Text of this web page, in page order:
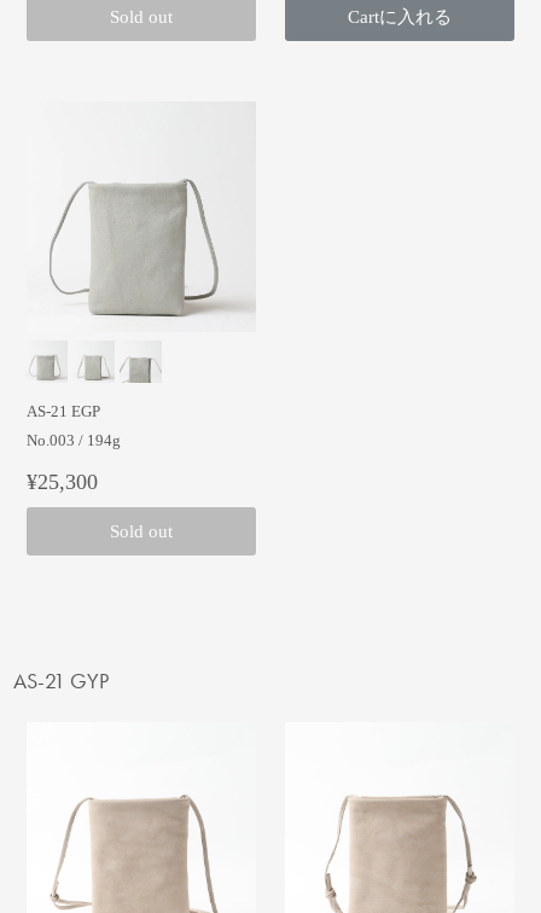
Sold out Cartに入れる
AS-21 EGP
No.003 / 194g
¥25,300
Sold out
AS-21 GYP